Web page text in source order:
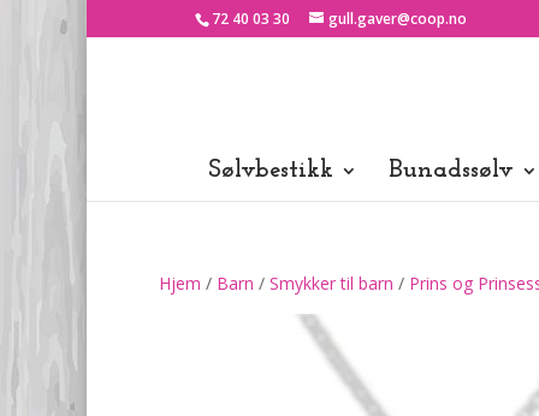
72 40 03 30 gull.gaver@coop.no
Sølvbestikk Bunadssølv
Hjem / Barn / Smykker til barn / Prins og